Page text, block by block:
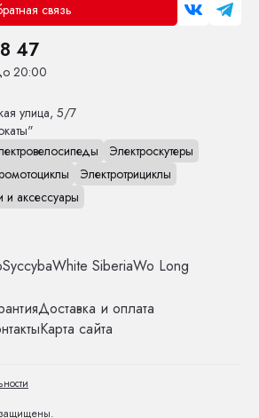
связь
47
20:00
улица, 5/7
Электроскутеры
Электротрициклы
и аксессуары
SyccybaWhite SiberiaWo Long
Доставка и оплата
Карта сайта